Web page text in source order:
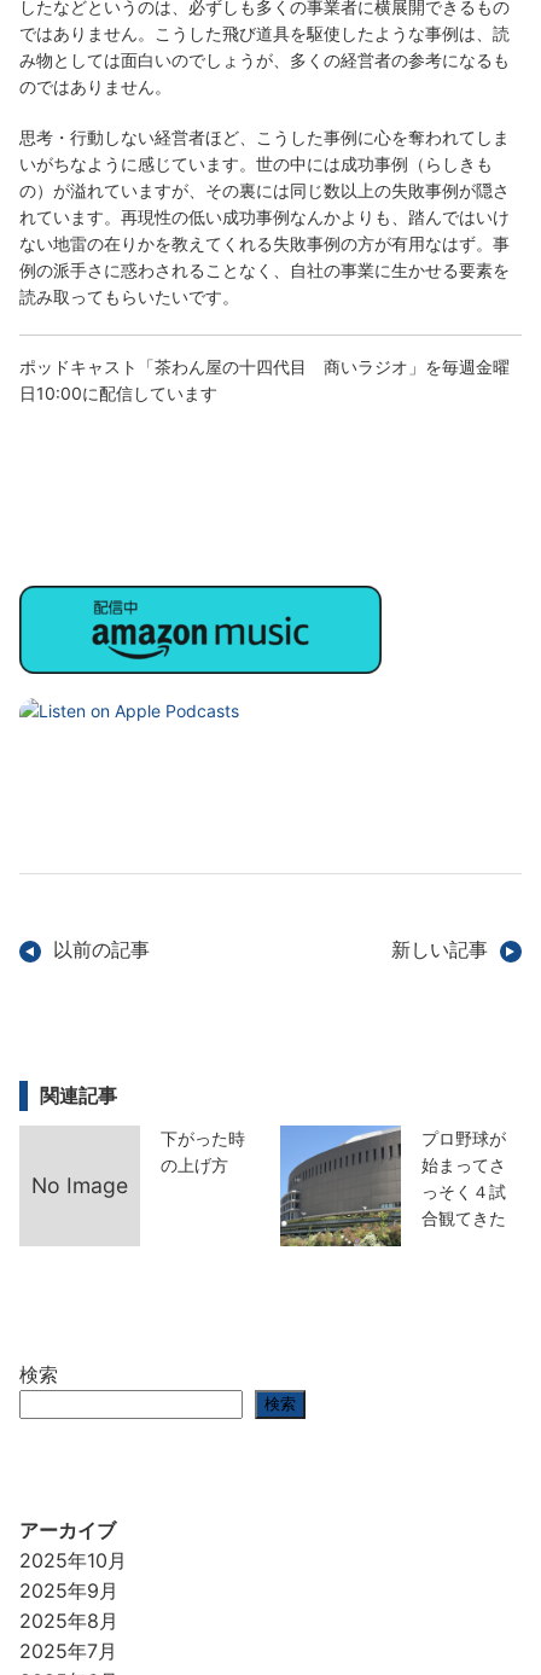
したなどというのは、必ずしも多くの事業者に横展開できるもの
ではありません。こうした飛び道具を駆使したような事例は、読
み物としては面白いのでしょうが、多くの経営者の参考になるも
のではありません。
思考・行動しない経営者ほど、こうした事例に心を奪われてしま
いがちなように感じています。世の中には成功事例（らしきも
の）が溢れていますが、その裏には同じ数以上の失敗事例が隠さ
れています。再現性の低い成功事例なんかよりも、踏んではいけ
ない地雷の在りかを教えてくれる失敗事例の方が有用なはず。事
例の派手さに惑わされることなく、自社の事業に生かせる要素を
読み取ってもらいたいです。
ポッドキャスト「茶わん屋の十四代目 商いラジオ」を毎週金曜
日10:00に配信しています
以前の記事 新しい記事
関連記事
No Image
下がった時
の上げ方
プロ野球が
始まってさ
っそく４試
合観てきた
検索
検索
アーカイブ
2025年10月
2025年9月
2025年8月
2025年7月